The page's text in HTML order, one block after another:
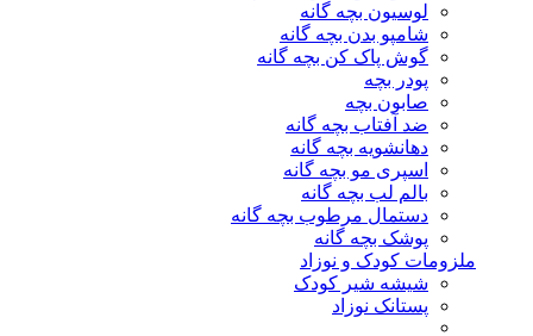
لوسیون بچه گانه
شامپو بدن بچه گانه
گوش پاک کن بچه گانه
پودر بچه
صابون بچه
ضد آفتاب بچه گانه
دهانشویه بچه گانه
اسپری مو بچه گانه
بالم لب بچه گانه
دستمال مرطوب بچه گانه
پوشک بچه گانه
ملزومات کودک و نوزاد
شیشه شیر کودک
پستانک نوزاد